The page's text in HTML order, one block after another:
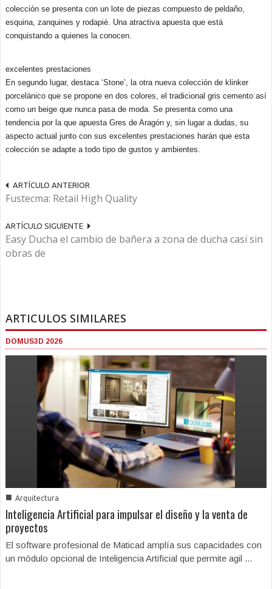
colección se presenta con un lote de piezas compuesto de peldaño,
esquina, zanquines y rodapié. Una atractiva apuesta que está
conquistando a quienes la conocen.
excelentes prestaciones
En segundo lugar, destaca ‘Stone’, la otra nueva colección de klinker
porcelánico que se propone en dos colores, el tradicional gris cemento así
como un beige que nunca pasa de moda. Se presenta como una
tendencia por la que apuesta Gres de Aragón y, sin lugar a dudas, su
aspecto actual junto con sus excelentes prestaciones harán que esta
colección se adapte a todo tipo de gustos y ambientes.
ARTÍCULO ANTERIOR
Fustecma: Retail High Quality
ARTÍCULO SIGUIENTE
Easy Ducha el cambio de bañera a zona de ducha casi sin
obras de
ARTICULOS SIMILARES
DOMUS3D 2026
■ Arquitectura
Inteligencia Artificial para impulsar el diseño y la venta de
proyectos
El software profesional de Maticad amplía sus capacidades con
un módulo opcional de Inteligencia Artificial que permite agil ...